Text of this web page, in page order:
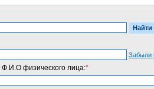
Забыли
физического лица:*